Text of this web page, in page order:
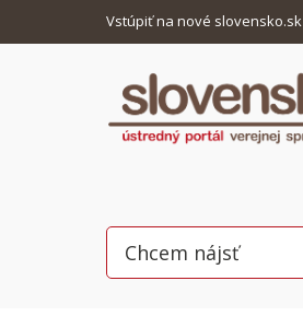
Vstúpiť na nové slovensko.sk